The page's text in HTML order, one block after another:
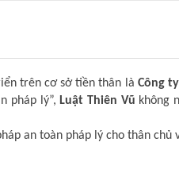
trên cơ sở tiền thân là Công
pháp lý”,Luật Thiên Vũ không
an toàn pháp lý cho thân chủ